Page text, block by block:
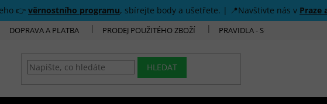
👉 věrnostního programu, sbírejte body a ušetřete. | 📍Navštivte nás v Praze
DOPRAVA A PLATBA PRODEJ POUŽITÉHO ZBOŽÍ PRAVIDLA - SOUTĚŽE
HLEDAT